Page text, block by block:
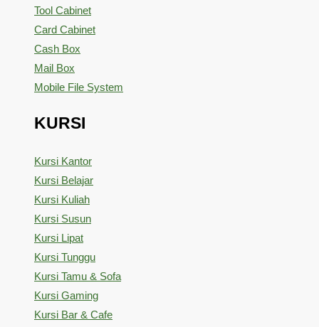
Tool Cabinet
Card Cabinet
Cash Box
Mail Box
Mobile File System
KURSI
Kursi Kantor
Kursi Belajar
Kursi Kuliah
Kursi Susun
Kursi Lipat
Kursi Tunggu
Kursi Tamu & Sofa
Kursi Gaming
Kursi Bar & Cafe